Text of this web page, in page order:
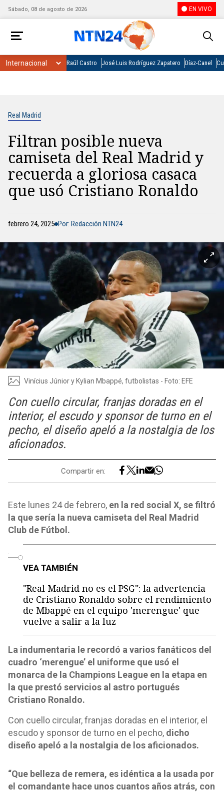
Sábado, 08 de agosto de 2026 EN VIVO
Raúl Castro José Luis Rodríguez Zapatero Díaz-Canel
Real Madrid
Filtran posible nueva
camiseta del Real Madrid y
recuerda a gloriosa casaca
que usó Cristiano Ronaldo
febrero 24, 2025 Por: Redacción NTN24
Vinícius Júnior y Kylian Mbappé, futbolistas - Foto: EFE
Con cuello circular, franjas doradas en el
interior, el escudo y sponsor de turno en el
pecho, el diseño apeló a la nostalgia de los
aficionados.
Compartir en:
Este lunes 24 de febrero, en la red social X, se filtró
la que sería la nueva camiseta del Real Madrid
Club de Fútbol.
VEA TAMBIÉN
"Real Madrid no es el PSG": la advertencia
de Cristiano Ronaldo sobre el rendimiento
de Mbappé en el equipo 'merengue' que
vuelve a salir a la luz
La indumentaria le recordó a varios fanáticos del
cuadro ‘merengue’ el uniforme que usó el
monarca de la Champions League en la etapa en
la que prestó servicios al astro portugués
Cristiano Ronaldo.
Con cuello circular, franjas doradas en el interior, el
escudo y sponsor de turno en el pecho, dicho
diseño apeló a la nostalgia de los aficionados.
“Que belleza de remera, es idéntica a la usada por
el comandante hace unos cuantos años atrás, con